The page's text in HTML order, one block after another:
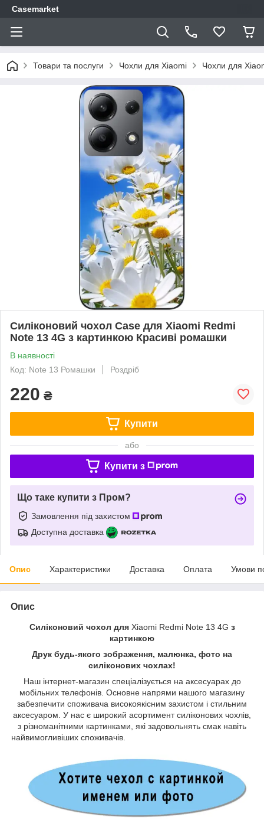
Casemarket
Товари та послуги Чохли для Xiaomi Чохли для
Силіконовий чохол Case для Xiaomi Redmi
Note 13 4G з картинкою Красиві ромашки
В наявності
Код: Note 13 Ромашки
Роздріб
220 ₴
Купити
або
Купити з
Що таке купити з Пром?
Замовлення під захистом
Доступна доставка
Опис Характеристики Доставка Оплата Умови
Опис
Силіконовий чохол для Xiaomi Redmi Note 13 4G з
картинкою
Друк будь-якого зображення, малюнка, фото на
силіконових чохлах!
Наш інтернет-магазин спеціалізується на аксесуарах до
мобільних телефонів. Основне напрями нашого магазину
забезпечити споживача високоякісним захистом і стильним
аксесуаром. У нас є широкий асортимент силіконових чохлів,
з різноманітними картинками, які задовольнять смак навіть
найвимогливіших споживачів.